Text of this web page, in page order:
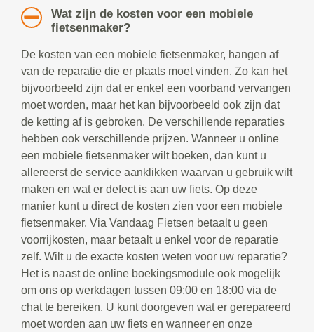
Wat zijn de kosten voor een mobiele
fietsenmaker?
De kosten van een mobiele fietsenmaker, hangen af
van de reparatie die er plaats moet vinden. Zo kan het
bijvoorbeeld zijn dat er enkel een voorband vervangen
moet worden, maar het kan bijvoorbeeld ook zijn dat
de ketting af is gebroken. De verschillende reparaties
hebben ook verschillende prijzen. Wanneer u online
een mobiele fietsenmaker wilt boeken, dan kunt u
allereerst de service aanklikken waarvan u gebruik wilt
maken en wat er defect is aan uw fiets. Op deze
manier kunt u direct de kosten zien voor een mobiele
fietsenmaker. Via Vandaag Fietsen betaalt u geen
voorrijkosten, maar betaalt u enkel voor de reparatie
zelf. Wilt u de exacte kosten weten voor uw reparatie?
Het is naast de online boekingsmodule ook mogelijk
om ons op werkdagen tussen 09:00 en 18:00 via de
chat te bereiken. U kunt doorgeven wat er gerepareerd
moet worden aan uw fiets en wanneer en onze